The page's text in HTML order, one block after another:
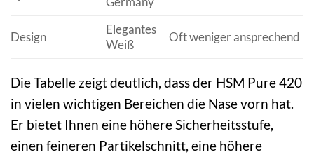
Design
Elegantes
Weiß
Oft weniger ansprechend
Die Tabelle zeigt deutlich, dass der HSM Pure 420
in vielen wichtigen Bereichen die Nase vorn hat.
Er bietet Ihnen eine höhere Sicherheitsstufe,
einen feineren Partikelschnitt, eine höhere